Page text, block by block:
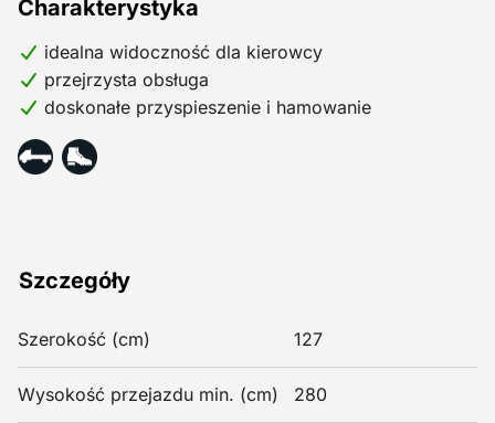
Szczegóły
Szerokość (cm) 127
Wysokość przejazdu min. (cm) 280
Charakterystyka
idealna widoczność dla kierowcy
przejrzysta obsługa
doskonałe przyspieszenie i hamowanie